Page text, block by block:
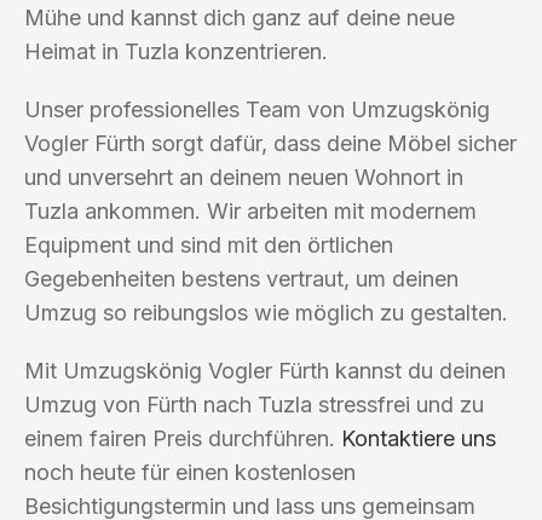
Mühe und kannst dich ganz auf deine neue
Heimat in Tuzla konzentrieren.
Unser professionelles Team von Umzugskönig
Vogler Fürth sorgt dafür, dass deine Möbel sicher
und unversehrt an deinem neuen Wohnort in
Tuzla ankommen. Wir arbeiten mit modernem
Equipment und sind mit den örtlichen
Gegebenheiten bestens vertraut, um deinen
Umzug so reibungslos wie möglich zu gestalten.
Mit Umzugskönig Vogler Fürth kannst du deinen
Umzug von Fürth nach Tuzla stressfrei und zu
einem fairen Preis durchführen. Kontaktiere uns
noch heute für einen kostenlosen
Besichtigungstermin und lass uns gemeinsam